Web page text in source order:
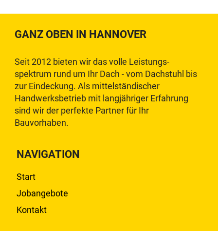
GANZ OBEN IN HANNOVER
Seit 2012 bieten wir das volle Leistungs-
spektrum rund um Ihr Dach - vom Dachstuhl bis
zur Eindeckung. Als mittelständischer
Handwerksbetrieb mit langjähriger Erfahrung
sind wir der perfekte Partner für Ihr
Bauvorhaben.
NAVIGATION
Start
Jobangebote
Kontakt